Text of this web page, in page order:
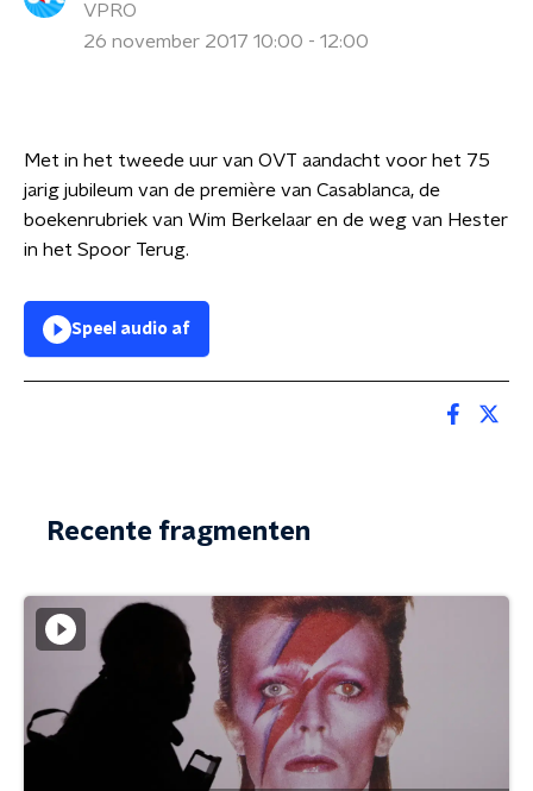
VPRO
26 november 2017 10:00 - 12:00
Met in het tweede uur van OVT aandacht voor het 75
jarig jubileum van de première van Casablanca, de
boekenrubriek van Wim Berkelaar en de weg van Hester
in het Spoor Terug.
Speel audio af
Recente fragmenten